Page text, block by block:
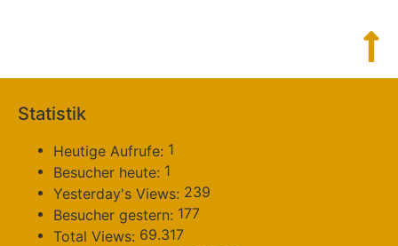
Statistik
Heutige Aufrufe: 1
Besucher heute: 1
Yesterday's Views: 239
Besucher gestern: 177
Total Views: 69.317